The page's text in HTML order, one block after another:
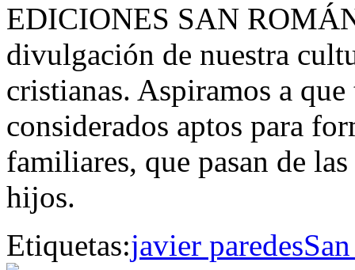
EDICIONES SAN
divulgación de nuestra
cristianas. Aspiramos a
considerados aptos para
familiares, que pasan de
hijos.
Etiquetas:javier paredes